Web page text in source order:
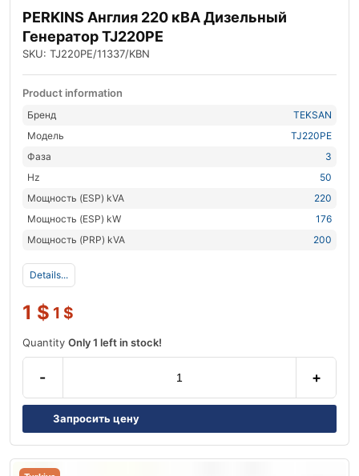
PERKINS Англия 220 кВА Дизельный
Генератор TJ220PE
SKU: TJ220PE/11337/KBN
Product information
Бренд
TEKSAN
Модель
TJ220PE
Фаза
3
Hz
50
Мощность (ESP) kVA
220
Мощность (ESP) kW
176
Мощность (PRP) kVA
200
Details...
1 $ 1 $
Quantity Only 1 left in stock!
- +
Запросить цену